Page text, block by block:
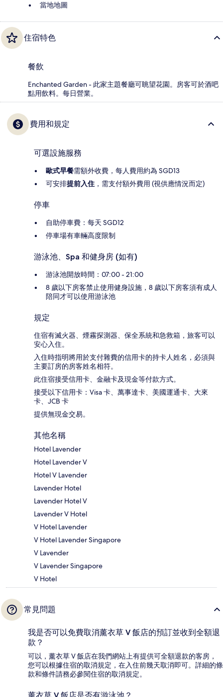
當地地圖
住宿特色
餐飲
Enchanted Garden - 此家主題餐廳可眺望花園。房客可於酒吧
點用飲料。每日營業。
費用和規定
可選設施服務
歐式早餐需額外收費，每人費用約為 SGD13
可安排提前入住 ，需支付額外費用 (視供應情況而定)
停車
自助停車費：每天 SGD12
停車場有車輛高度限制
游泳池、Spa 和健身房 (如有)
游泳池開放時間：07:00 - 21:00
8 歲以下房客禁止使用健身設施，8 歲以下房客須有成人
陪同才可以使用游泳池
規定
住宿有滅火器、煙霧探測器、保全系統和急救箱，旅客可以
安心入住。
入住時指明將用於支付雜費的信用卡的持卡人姓名，必須與
主要訂房的房客姓名相符。
此住宿接受信用卡、金融卡及現金等付款方式。
接受以下信用卡：Visa 卡、萬事達卡、美國運通卡、大來
卡、JCB 卡
提供無現金交易。
其他名稱
Hotel Lavender
Hotel Lavender V
Hotel V Lavender
Lavender Hotel
Lavender Hotel V
Lavender V Hotel
V Hotel Lavender
V Hotel Lavender Singapore
V Lavender
V Lavender Singapore
V Hotel
常見問題
我是否可以免費取消薰衣草 V 飯店的預訂並收到全額退
款？
可以，薰衣草 V 飯店在我們網站上有提供可全額退款的客房，
您可以根據住宿的取消規定，在入住前幾天取消即可。詳細的條
款和條件請務必參閱住宿的取消規定。